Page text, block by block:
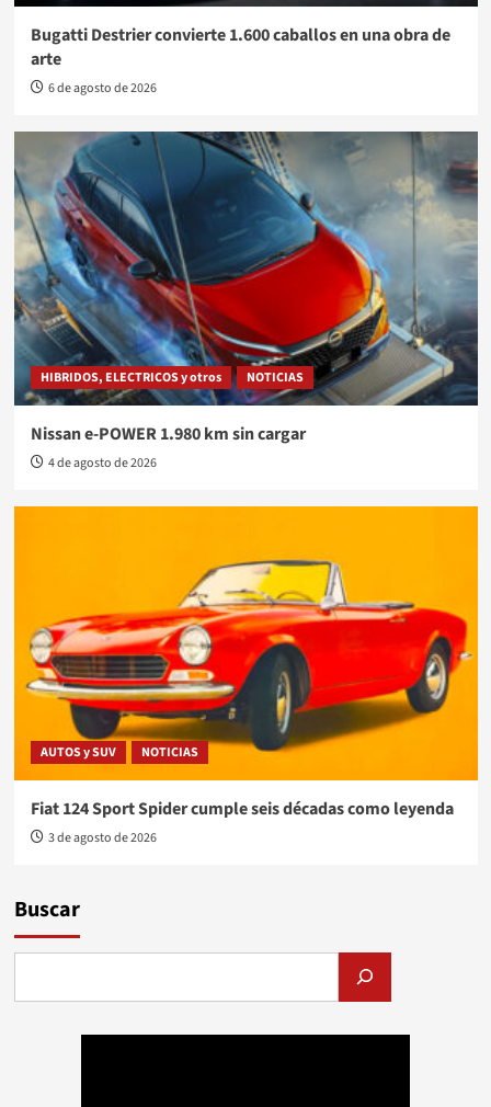
Bugatti Destrier convierte 1.600 caballos en una obra de
arte
6 de agosto de 2026
HIBRIDOS, ELECTRICOS y otros NOTICIAS
Nissan e-POWER 1.980 km sin cargar
4 de agosto de 2026
AUTOS y SUV NOTICIAS
Fiat 124 Sport Spider cumple seis décadas como leyenda
3 de agosto de 2026
Buscar